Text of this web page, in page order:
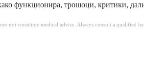
функционира, трошоци, критики,
not constitute medical advice. Always consult a qualified